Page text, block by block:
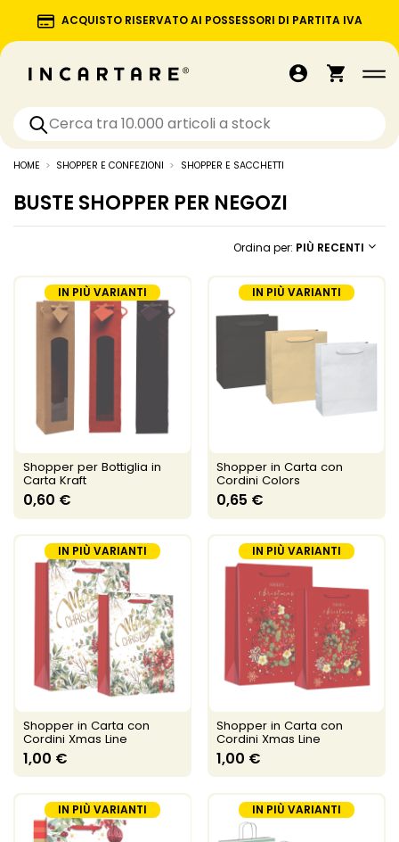
ACQUISTO RISERVATO AI POSSESSORI DI PARTITA IVA
HOME SHOPPER E CONFEZIONI SHOPPER E SACCHETTI
BUSTE SHOPPER PER NEGOZI
Ordina per: PIÙ RECENTI
IN PIÙ VARIANTI
Shopper per Bottiglia in
Carta Kraft
0,60 €
IN PIÙ VARIANTI
Shopper in Carta con
Cordini Colors
0,65 €
IN PIÙ VARIANTI
Shopper in Carta con
Cordini Xmas Line
1,00 €
IN PIÙ VARIANTI
Shopper in Carta con
Cordini Xmas Line
1,00 €
IN PIÙ VARIANTI IN PIÙ VARIANTI